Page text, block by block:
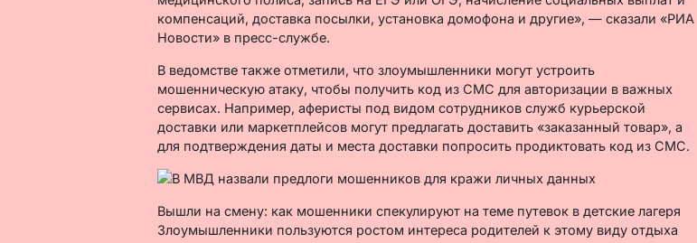
компенсаций, доставка посылки, установка домофона и другие», — сказали «РИА
Новости» в пресс-службе.
В ведомстве также отметили, что злоумышленники могут устроить
мошенническую атаку, чтобы получить код из СМС для авторизации в важных
сервисах. Например, аферисты под видом сотрудников служб курьерской
доставки или маркетплейсов могут предлагать доставить «заказанный товар», а
для подтверждения даты и места доставки попросить продиктовать код из СМС.
Вышли на смену: как мошенники спекулируют на теме путевок в детские лагеря
Злоумышленники пользуются ростом интереса родителей к этому виду отдыха